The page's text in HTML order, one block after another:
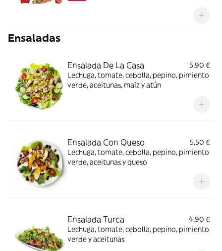
Ensaladas
Ensalada De La Casa
5,90 €
Lechuga, tomate, cebolla, pepino, pimiento
verde, aceitunas, maíz y atún
Ensalada Con Queso
5,50 €
Lechuga, tomate, cebolla, pepino, pimiento
verde, aceitunas y queso
Ensalada Turca
4,90 €
Lechuga, tomate, cebolla, pepino, pimiento
verde y aceitunas